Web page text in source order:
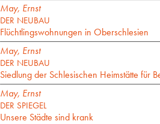
May, Ernst
DER NEUBAU
Flüchtlingswohnungen in Oberschlesien
May, Ernst
DER NEUBAU
Siedlung der Schlesischen Heimstätte für
May, Ernst
DER SPIEGEL
Unsere Städte sind krank